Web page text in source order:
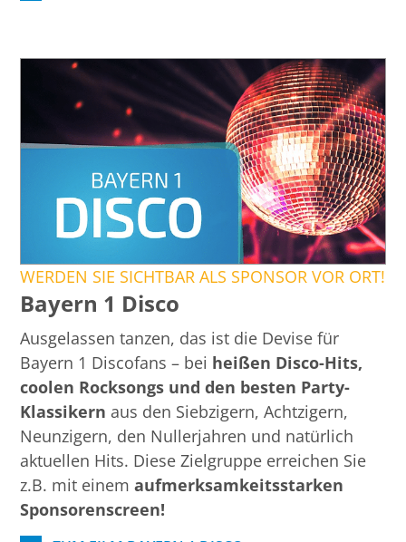
WERDEN SIE SICHTBAR ALS SPONSOR VOR ORT!
Bayern 1 Disco
Ausgelassen tanzen, das ist die Devise für
Bayern 1 Discofans – bei heißen Disco-Hits,
coolen Rocksongs und den besten Party-
Klassikern aus den Siebzigern, Achtzigern,
Neunzigern, den Nullerjahren und natürlich
aktuellen Hits. Diese Zielgruppe erreichen Sie
z.B. mit einemaufmerksamkeitsstarken
Sponsorenscreen!